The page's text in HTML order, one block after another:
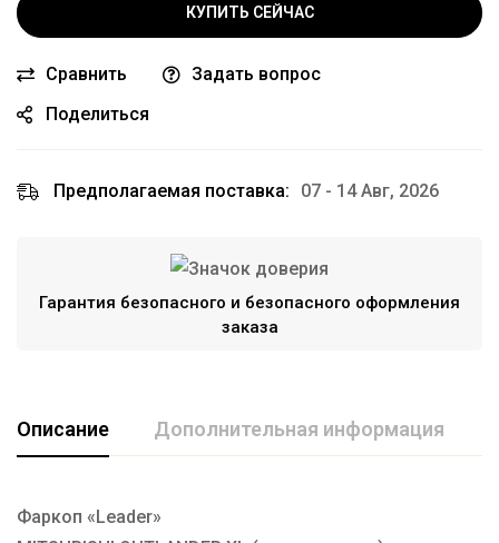
КУПИТЬ СЕЙЧАС
Сравнить
Задать вопрос
Поделиться
Предполагаемая поставка: 07 - 14 Авг, 2026
Гарантия безопасного и безопасного оформления
заказа
Описание Дополнительная информация
Фаркоп «Leader»
Марка авто